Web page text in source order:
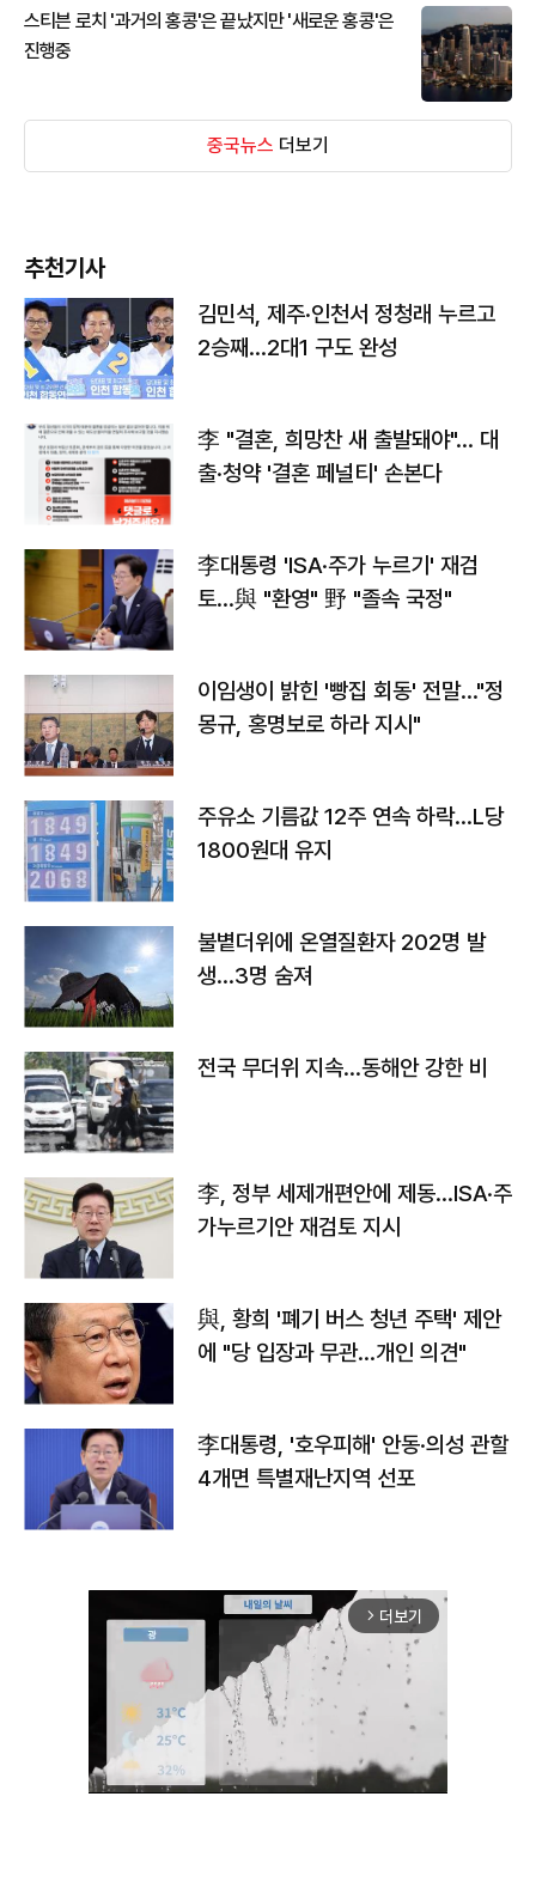
스티븐 로치 '과거의 홍콩'은 끝났지만 '새로운 홍콩'은
진행중
중국뉴스 더보기
추천기사
김민석, 제주·인천서 정청래 누르고
2승째…2대1 구도 완성
李 "결혼, 희망찬 새 출발돼야"… 대
출·청약 '결혼 페널티' 손본다
李대통령 'ISA·주가 누르기' 재검
토…與 "환영" 野 "졸속 국정"
이임생이 밝힌 '빵집 회동' 전말…"정
몽규, 홍명보로 하라 지시"
주유소 기름값 12주 연속 하락…L당
1800원대 유지
불볕더위에 온열질환자 202명 발
생…3명 숨져
전국 무더위 지속…동해안 강한 비
李, 정부 세제개편안에 제동…ISA·주
가누르기안 재검토 지시
與, 황희 '폐기 버스 청년 주택' 제안
에 "당 입장과 무관…개인 의견"
李대통령, '호우피해' 안동·의성 관할
4개면 특별재난지역 선포
arrow_forward_ios 더보기